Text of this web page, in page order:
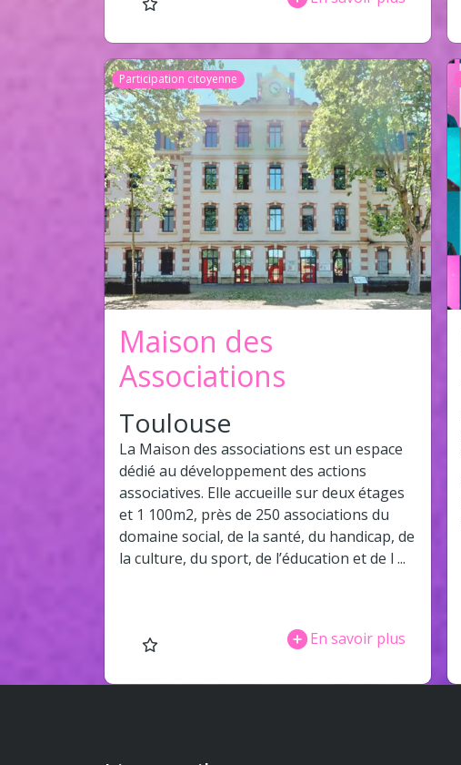
Participation citoyenne
Maison des
Associations
Toulouse
La Maison des associations est un espace
dédié au développement des actions
associatives. Elle accueille sur deux étages
et 1 100m2, près de 250 associations du
domaine social, de la santé, du handicap, de
la culture, du sport, de l’éducation et de l ...
En savoir plus